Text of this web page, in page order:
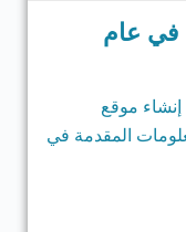
في عام
موقع
المقدمة في